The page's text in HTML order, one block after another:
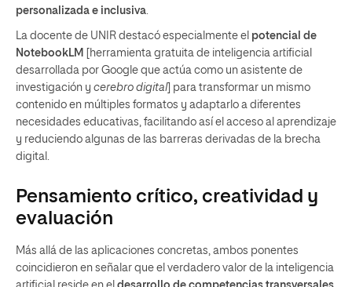
personalizada e inclusiva.
La docente de UNIR destacó especialmente el potencial de
NotebookLM
[herramienta gratuita de inteligencia artificial
desarrollada por Google que actúa como un asistente de
investigación y cerebro digital ] para transformar un mismo
contenido en múltiples formatos y adaptarlo a diferentes
necesidades educativas, facilitando así el acceso al aprendizaje
y reduciendo algunas de las barreras derivadas de la brecha
digital.
Pensamiento crítico, creatividad y
evaluación
Más allá de las aplicaciones concretas, ambos ponentes
coincidieron en señalar que el verdadero valor de la inteligencia